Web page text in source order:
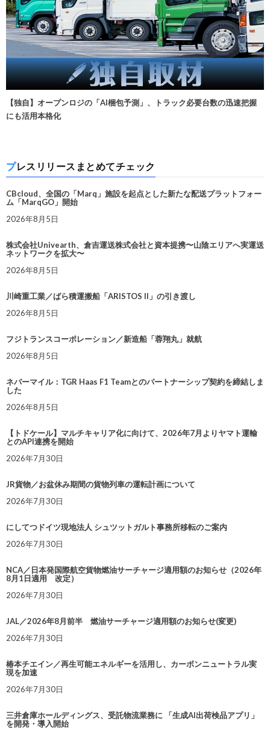
【独自】オープンロジの「AI梱包予測」、トラック必要台数の迅速把握
にも活用本格化
プレスリリースまとめてチェック
CBcloud、全国の「Marq」施設を起点とした新たな配送プラットフォー
ム「MarqGO」開始
2026年8月5日
株式会社Univearth、倉吉運送株式会社と資本提携〜山陰エリアへ実運送
ネットワークを拡大〜
2026年8月5日
川崎重工業／ばら積運搬船「ARISTOS II」の引き渡し
2026年8月5日
フジトランスコーポレーション／新造船「蓉翔丸」就航
2026年8月5日
ネバーマイル：TGR Haas F1 Teamとのパートナーシップ契約を締結しま
した
2026年8月5日
【トドケール】マルチキャリア化に向けて、2026年7月よりヤマト運輸
とのAPI連携を開始
2026年7月30日
JR貨物／お盆休み期間の貨物列車の運転計画について
2026年7月30日
にしてつドイツ現地法人 シュツットガルト事務所移転のご案内
2026年7月30日
NCA／日本発国際航空貨物燃油サーチャージ適用額のお知らせ（2026年
8月1日適用 改定）
2026年7月30日
JAL／2026年8月前半 燃油サーチャージ適用額のお知らせ(変更)
2026年7月30日
椿本チエイン／再生可能エネルギーを活用し、カーボンニュートラル実
現を加速
2026年7月30日
三井倉庫ホールディングス、受託物流業務に 「生成AI出荷検品アプリ」
を開発・導入開始